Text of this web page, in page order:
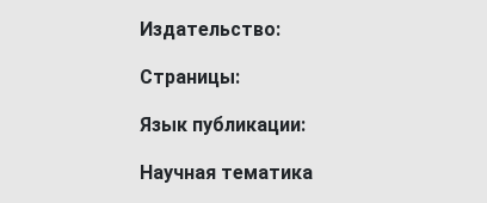
Издательство:
Страницы:
Язык публикации:
Научная тематика